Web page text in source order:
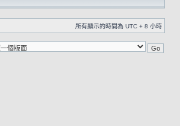
所有顯示的時間為 UTC + 8 小時